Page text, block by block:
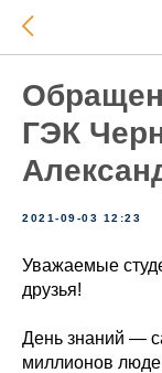
ГЭК
2021-09-03 12:23
Уважаемые
друзья!
День знаний ―
миллионов